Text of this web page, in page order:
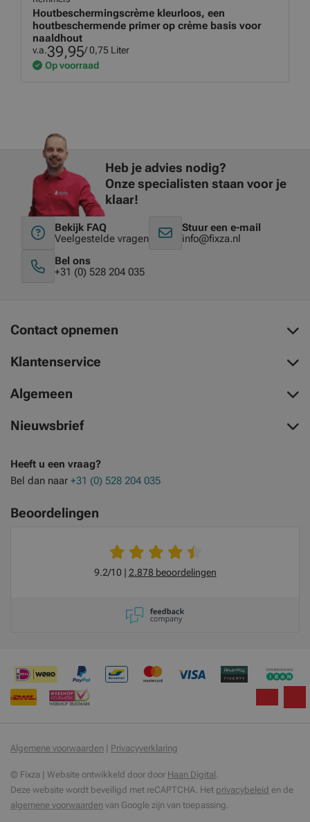
Houtbeschermingscrème kleurloos, een
houtbeschermende primer op crème basis voor
naaldhout
v.a.39,95/ 0,75 Liter
Op voorraad
Heb je advies nodig?
Onze specialisten staan voor je
klaar!
Bekijk FAQ
Veelgestelde vragen
Stuur een e-mail
info@fixza.nl
Bel ons
+31 (0) 528 204 035
Contact opnemen
Klantenservice
Algemeen
Nieuwsbrief
Heeft u een vraag?
Bel dan naar +31 (0) 528 204 035
Beoordelingen
9.2/10 2.878 beoordelingen
© Fixza | Website ontwikkeld door door Haan Digital .
Deze website wordt beveiligd met reCAPTCHA. Het privacybeleid en de
algemene voorwaarden van Google zijn van toepassing.
Algemene voorwaarden Privacyverklaring